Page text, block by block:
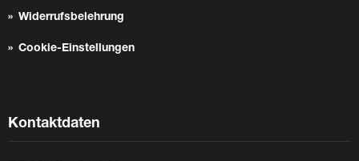
Widerrufsbelehrung
Cookie-Einstellungen
Kontaktdaten